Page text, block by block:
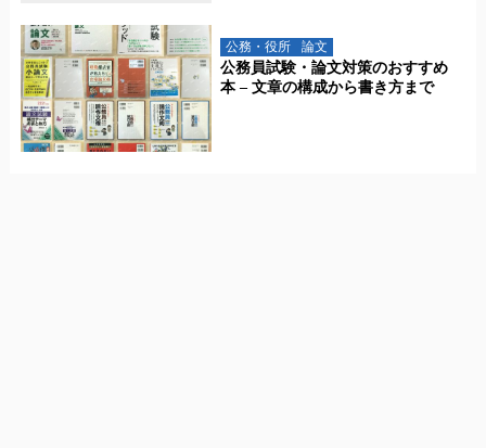
公務・役所 論文
公務員試験・論文対策のおすすめ
本 – 文章の構成から書き方まで